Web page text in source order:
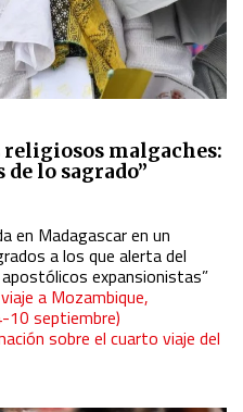
malgaches:
lo sagrado”
en Madagascar en un
a los que alerta del
expansionistas”
a Mozambique,
10 septiembre)
sobre el cuarto viaje del